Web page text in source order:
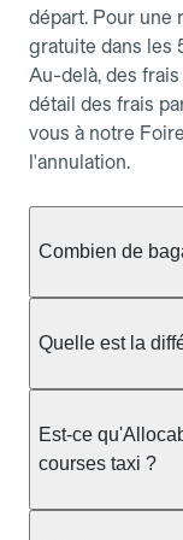
départ. Pour une
gratuite dans les
Au-delà, des
détail des frais
vous à notre
l'annulation.
Combien de
taxi berline
ou nombreux,
au chauffeur"
pas impacté par
Quelle est la
prendre en
station ou sur
réservation et
Est-ce
courses taxi ?